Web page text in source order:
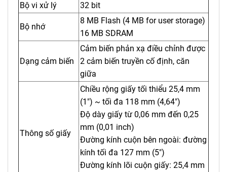
Bộ vi xử lý
32 bit
Bộ nhớ
8 MB Flash (4 MB for user storage)
16 MB SDRAM
Dạng cảm biến
Cảm biến phản xạ điều chỉnh được
2 cảm biến truyền cố định, căn
giữa
Thông số giấy
Chiều rộng giấy tối thiểu 25,4 mm
(1") ~ tối đa 118 mm (4,64")
Độ dày giấy từ 0,06 mm đến 0,25
mm (0,01 inch)
Đường kính cuộn bên ngoài: đường
kính tối đa 127 mm (5")
Đường kính lõi cuộn giấy: 25,4 mm